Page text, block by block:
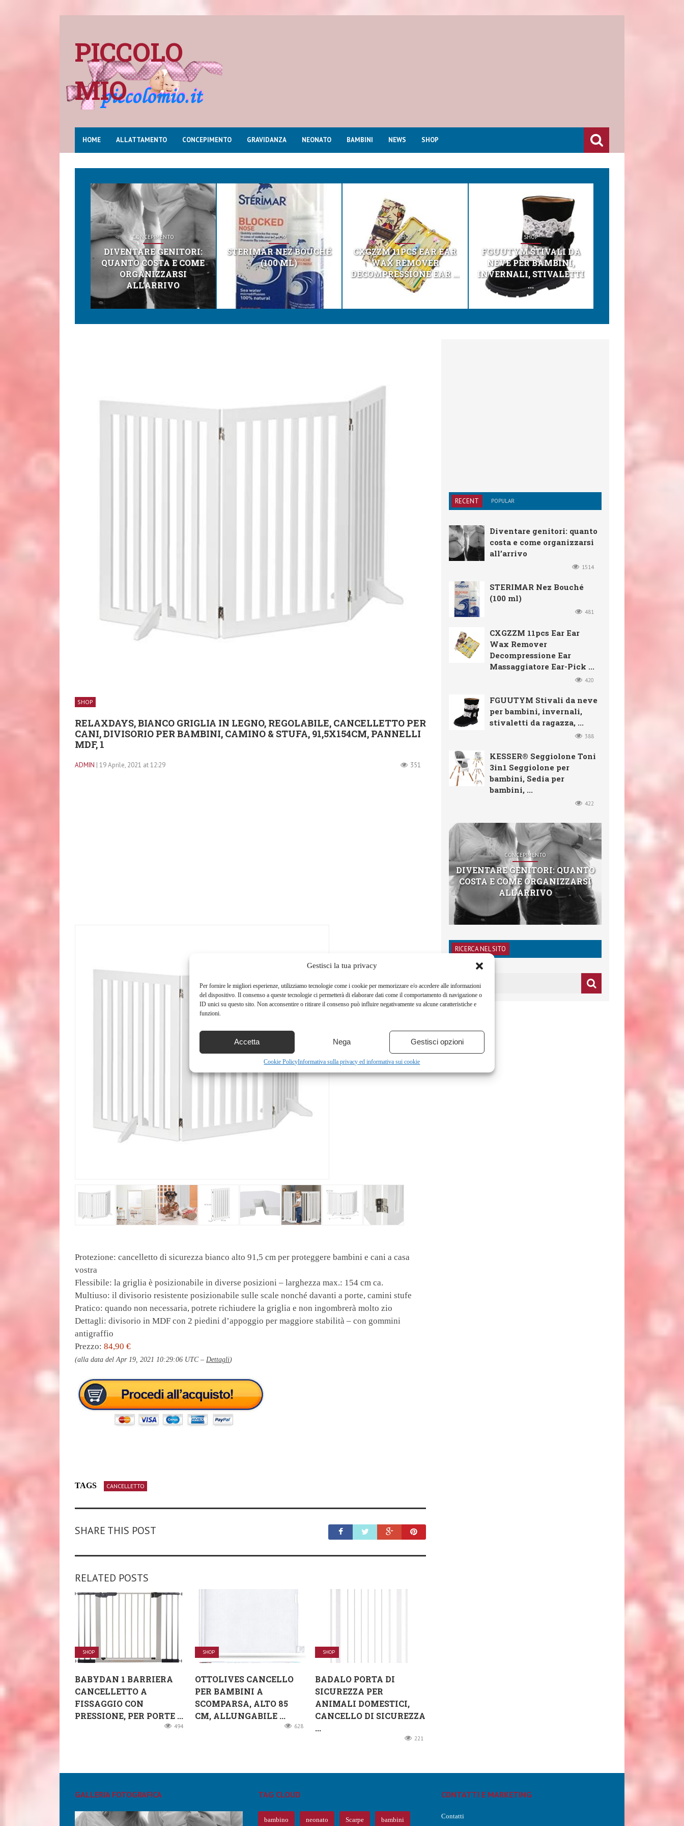
Gestisci la tua privacy
Per fornire le migliori esperienze, utilizziamo tecnologie come i cookie per memorizzare e/o accedere alle informazioni
del dispositivo. Il consenso a queste tecnologie ci permetterà di elaborare dati come il comportamento di navigazione o
ID unici su questo sito. Non acconsentire o ritirare il consenso può influire negativamente su alcune caratteristiche e
funzioni.
Accetta Nega Gestisci opzioni
Cookie PolicyInformativa sulla privacy ed informativa sui cookie
PICCOLO
MIO
HOME ALLATTAMENTO CONCEPIMENTO GRAVIDANZA NEONATO BAMBINI NEWS SHOP
CONCEPIMENTO
DIVENTARE GENITORI:
QUANTO COSTA E COME
ORGANIZZARSI
ALL’ARRIVO
SHOP
STERIMAR NEZ BOUCHÉ
(100 ML)
SHOP
CXGZZM 11PCS EAR EAR
WAX REMOVER
DECOMPRESSIONE EAR ...
SHOP
FGUUTYM STIVALI DA
NEVE PER BAMBINI,
INVERNALI, STIVALETTI
...
SHOP
RELAXDAYS, BIANCO GRIGLIA IN LEGNO, REGOLABILE, CANCELLETTO PER
CANI, DIVISORIO PER BAMBINI, CAMINO & STUFA, 91,5X154CM, PANNELLI
MDF, 1
ADMIN | 19 Aprile, 2021 at 12:29 351
Protezione: cancelletto di sicurezza bianco alto 91,5 cm per proteggere bambini e cani a casa
vostra
Flessibile: la griglia è posizionabile in diverse posizioni – larghezza max.: 154 cm ca.
Multiuso: il divisorio resistente posizionabile sulle scale nonché davanti a porte, camini stufe
Pratico: quando non necessaria, potrete richiudere la griglia e non ingombrerà molto zio
Dettagli: divisorio in MDF con 2 piedini d’appoggio per maggiore stabilità – con gommini
antigraffio
Prezzo: 84,90 €
(alla data del Apr 19, 2021 10:29:06 UTC – Dettagli)
TAGS CANCELLETTO
SHARE THIS POST
RELATED POSTS
SHOP
BABYDAN 1 BARRIERA
CANCELLETTO A
FISSAGGIO CON
PRESSIONE, PER PORTE ...
494
SHOP
OTTOLIVES CANCELLO
PER BAMBINI A
SCOMPARSA, ALTO 85
CM, ALLUNGABILE ...
628
SHOP
BADALO PORTA DI
SICUREZZA PER
ANIMALI DOMESTICI,
CANCELLO DI SICUREZZA
...
221
RECENT POPULAR
Diventare genitori: quanto
costa e come organizzarsi
all’arrivo
1514
STERIMAR Nez Bouché
(100 ml)
481
CXGZZM 11pcs Ear Ear
Wax Remover
Decompressione Ear
Massaggiatore Ear-Pick ...
420
FGUUTYM Stivali da neve
per bambini, invernali,
stivaletti da ragazza, ...
388
KESSER® Seggiolone Toni
3in1 Seggiolone per
bambini, Sedia per
bambini, ...
422
CONCEPIMENTO
DIVENTARE GENITORI: QUANTO
COSTA E COME ORGANIZZARSI
ALL’ARRIVO
RICERCA NEL SITO
GALLERIA FOTOGRAFICA TAG CLOUD
bambino neonato Scarpe bambini
CONTATTI E MARKETING
Contatti